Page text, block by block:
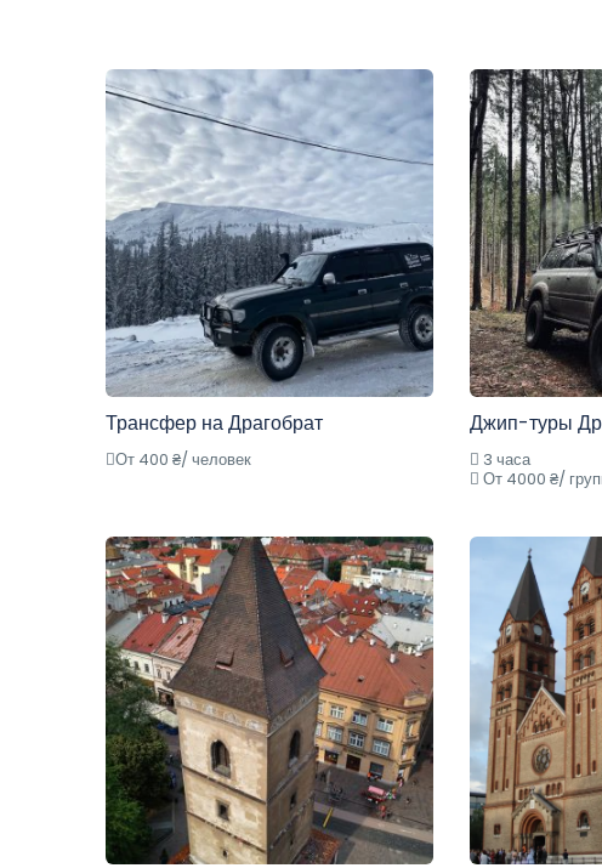
Трансфер на Драгобрат
От 400 ₴/ человек
Джип-туры
3 часа
От 4000 ₴/